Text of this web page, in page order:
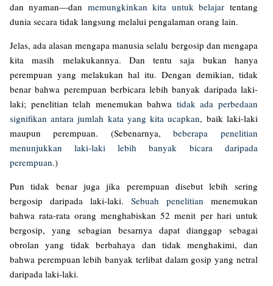
dan nyaman—dan memungkinkan kita untuk belajar tentang
dunia secara tidak langsung melalui pengalaman orang lain.
Jelas, ada alasan mengapa manusia selalu bergosip dan mengapa
kita masih melakukannya. Dan tentu saja bukan hanya
perempuan yang melakukan hal itu. Dengan demikian, tidak
benar bahwa perempuan berbicara lebih banyak daripada laki-
laki; penelitian telah menemukan bahwa tidak ada perbedaan
signifikan antara jumlah kata yang kita ucapkan, baik laki-laki
maupun perempuan. (Sebenarnya,beberapa penelitian
menunjukkan laki-laki lebih banyak bicara daripada
perempuan.)
Pun tidak benar juga jika perempuan disebut lebih sering
bergosip daripada laki-laki. Sebuah penelitian menemukan
bahwa rata-rata orang menghabiskan 52 menit per hari untuk
bergosip, yang sebagian besarnya dapat dianggap sebagai
obrolan yang tidak berbahaya dan tidak menghakimi, dan
bahwa perempuan lebih banyak terlibat dalam gosip yang netral
daripada laki-laki.